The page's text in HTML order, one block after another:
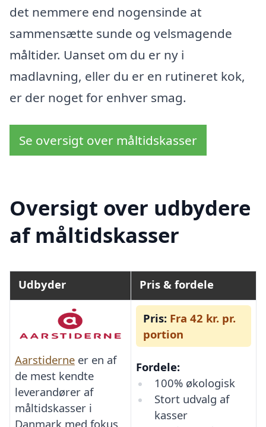
det nemmere end nogensinde at
sammensætte sunde og velsmagende
måltider. Uanset om du er ny i
madlavning, eller du er en rutineret kok,
er der noget for enhver smag.
Se oversigt over måltidskasser
Oversigt over udbydere
af måltidskasser
Udbyder Pris & fordele
Aarstiderne er en af
de mest kendte
leverandører af
måltidskasser i
Danmark med fokus
Pris: Fra 42 kr. pr.
portion
Fordele:
100% økologisk
Stort udvalg af
kasser